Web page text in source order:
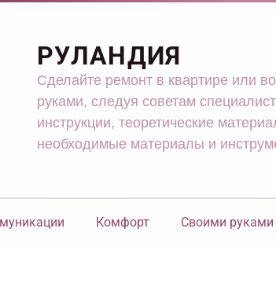
РУЛАНДИЯ
Сделайте ремонт в квартире или
руками, следуя советам
инструкции, теоретические
необходимые материалы и
Комфорт Своими руками